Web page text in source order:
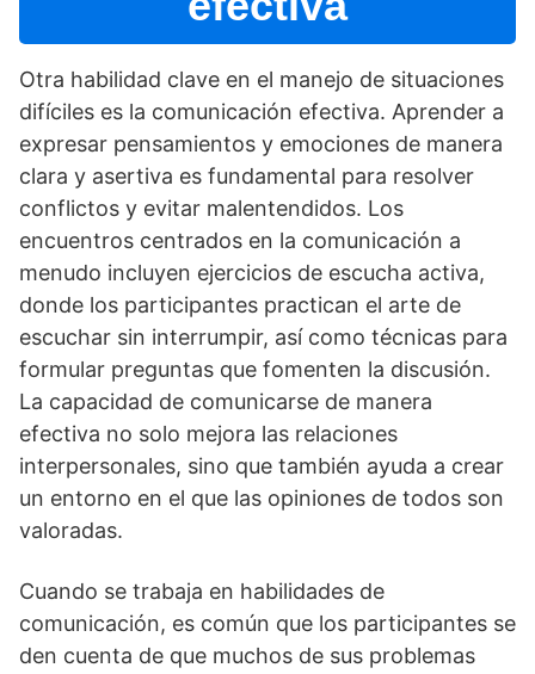
Otra habilidad clave en el manejo de situaciones
difí­ciles es la comunicación efectiva. Aprender a
expresar pensamientos y emociones de manera
clara y asertiva es fundamental para resolver
conflictos y evitar malentendidos. Los
encuentros centrados en la comunicación a
menudo incluyen ejercicios de escucha activa,
donde los participantes practican el arte de
escuchar sin interrumpir, así­ como técnicas para
formular preguntas que fomenten la discusión.
La capacidad de comunicarse de manera
efectiva no solo mejora las relaciones
interpersonales, sino que también ayuda a crear
un entorno en el que las opiniones de todos son
valoradas.
Cuando se trabaja en habilidades de
comunicación, es común que los participantes se
den cuenta de que muchos de sus problemas